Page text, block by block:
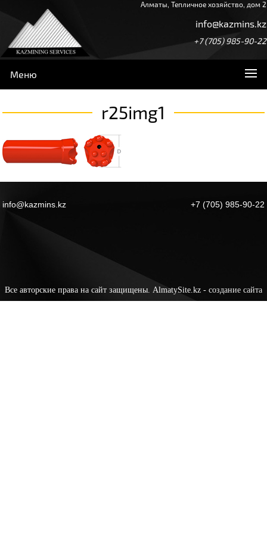
info@kazmins.kz
Алматы, Тепличное хозяйство, дом 2
+7 (705) 985-90-22
Меню
r25img1
info@kazmins.kz +7 (705) 985-90-22
Все авторские права на сайт защищены. AlmatySite.kz - создание сайта